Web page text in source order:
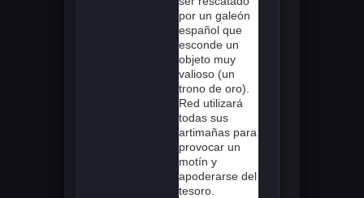
por un galeón
español que
esconde un
objeto muy
valioso (un
trono de oro).
Red utilizará
todas sus
artimañas para
provocar un
motín y
apoderarse del
tesoro.